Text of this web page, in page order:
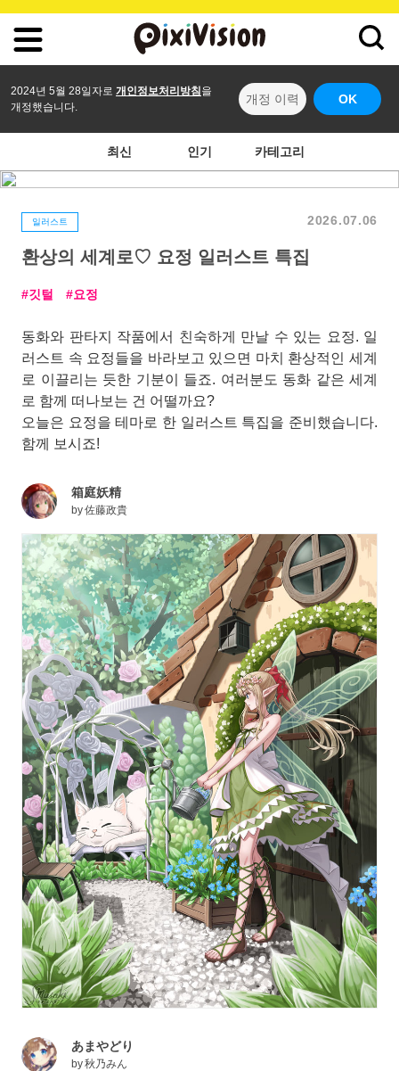
2024년 5월 28일자로 개인정보처리방침 을
개정했습니다.
개정 이력 OK
최신 인기 카테고리
일러스트 2026.07.06
환상의 세계로♡ 요정 일러스트 특집
깃털 요정
동화와 판타지 작품에서 친숙하게 만날 수 있는 요정. 일
러스트 속 요정들을 바라보고 있으면 마치 환상적인 세계
로 이끌리는 듯한 기분이 들죠. 여러분도 동화 같은 세계
로 함께 떠나보는 건 어떨까요?
오늘은 요정을 테마로 한 일러스트 특집을 준비했습니다.
함께 보시죠!
箱庭妖精
by佐藤政貴
あまやどり
by秋乃みん